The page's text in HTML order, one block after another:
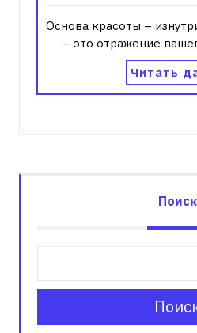
Основа красоты –
– это отражение
Читать
Поиск